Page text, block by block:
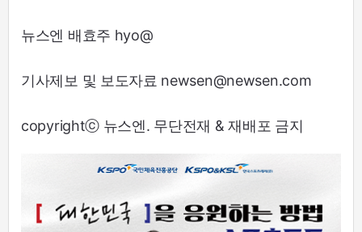
뉴스엔 배효주 hyo@
기사제보 및 보도자료 newsen@newsen.com
copyrightⓒ 뉴스엔. 무단전재 & 재배포 금지